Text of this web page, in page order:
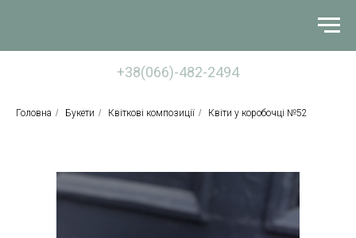
+38(066)-482-2494
Головна / Букети / Квіткові композиції / Квіти у коробочці №52